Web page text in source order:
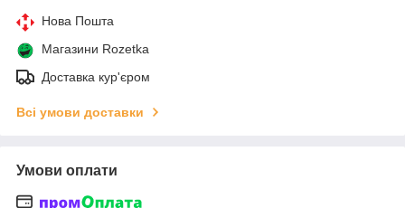
Нова Пошта
Магазини Rozetka
Доставка кур'єром
Всі умови доставки
Умови оплати